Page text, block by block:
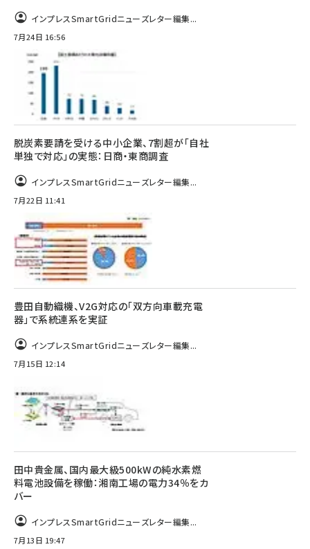
インプレスSmartGridニューズレター編集...
7月24日 16:56
脱炭素要請を受ける中小企業、7割超が「自社
単独で対応」の実態：日商・東商調査
インプレスSmartGridニューズレター編集...
7月22日 11:41
豊田自動織機、V2G対応の「双方向車載充電
器」で系統連系を実証
インプレスSmartGridニューズレター編集...
7月15日 12:14
田中貴金属、国内最大級500kWの純水素燃
料電池設備を稼働：湘南工場の電力34％をカ
バー
インプレスSmartGridニューズレター編集...
7月13日 19:47